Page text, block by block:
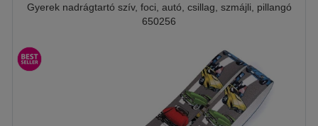
Gyerek nadrágtartó szív, foci, autó, csillag, szmájli, pillangó
650256